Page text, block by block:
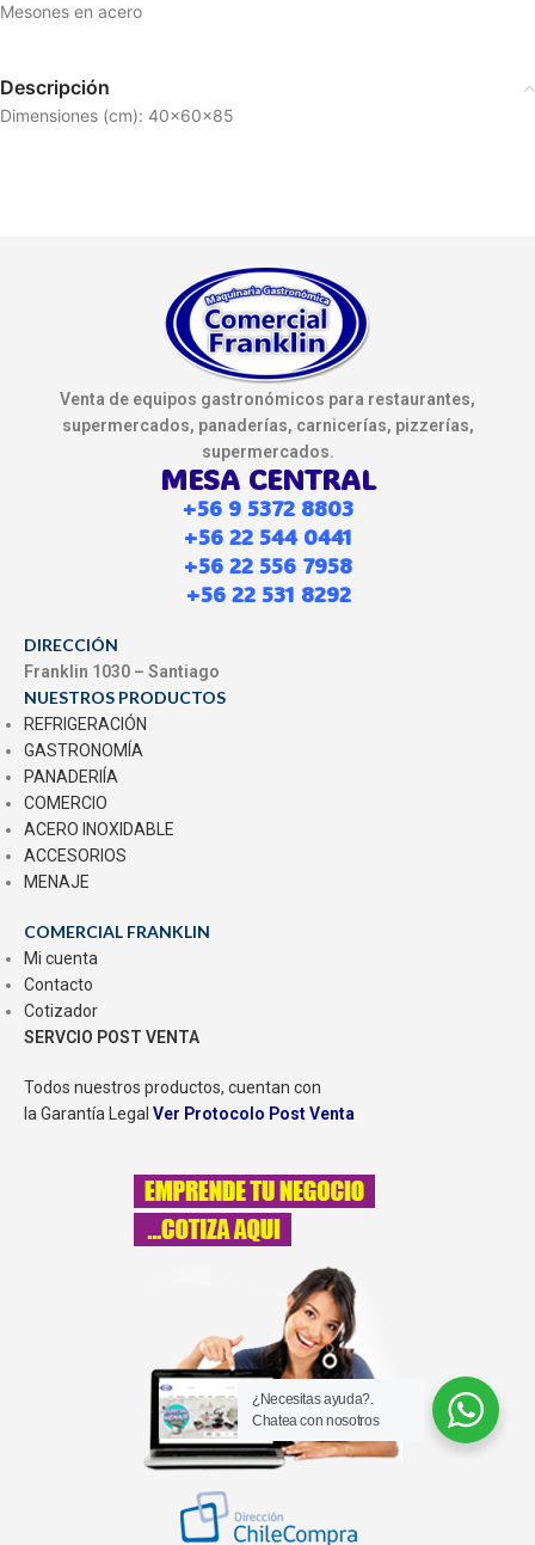
Mesones en acero
Descripción
Dimensiones (cm): 40x60x85
Venta de equipos gastronómicos para restaurantes,
supermercados, panaderías, carnicerías, pizzerías,
supermercados.
MESA CENTRAL
+56 9 5372 8803
+56 22 544 0441
+56 22 556 7958
+56 22 531 8292
DIRECCIÓN
Franklin 1030 – Santiago
NUESTROS PRODUCTOS
REFRIGERACIÓN
GASTRONOMÍA
PANADERIÍA
COMERCIO
ACERO INOXIDABLE
ACCESORIOS
MENAJE
COMERCIAL FRANKLIN
Mi cuenta
Contacto
Cotizador
SERVCIO POST VENTA
Todos nuestros productos, cuentan con
la Garantía Legal Ver Protocolo Post Venta
¿Necesitas ayuda?.
Chatea con nosotros